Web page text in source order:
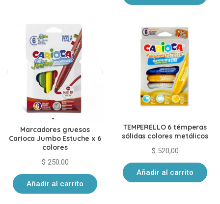
Marcadores gruesos
Carioca Jumbo Estuche x 6
colores
$ 250,00
Añadir al carrito
TEMPERELLO 6 témperas
sólidas colores metálicos
$ 520,00
Añadir al carrito